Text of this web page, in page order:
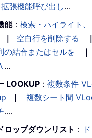
拡張機能呼び出し…
能： 検索・ハイライト
｜ 空白行を削除する ｜
の結合またはセルを
｜
...
LOOKUP ： 複数条件
｜ 複数シート間
....
ロップダウンリスト ：